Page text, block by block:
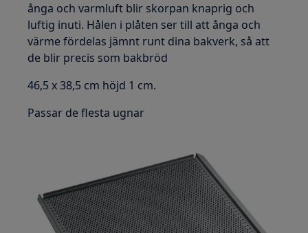
ånga och varmluft blir skorpan knaprig och
luftig inuti. Hålen i plåten ser till att ånga och
värme fördelas jämnt runt dina bakverk, så att
de blir precis som bakbröd
46,5 x 38,5 cm höjd 1 cm.
Passar de flesta ugnar